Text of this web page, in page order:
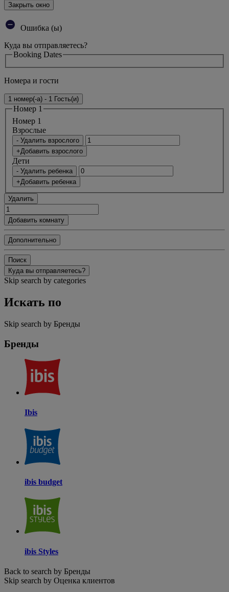
Закрыть окно
Ошибка (ы)
Куда вы отправляетесь?
Booking Dates
Номера и гости
1 номер(-а) - 1 Гость(и)
Номер 1
Номер 1
Bзрослые
- Удалить взрослого
+Добавить взрослого
Дети
- Удалить ребенка
+Добавить ребенка
Удалить
Добавить комнату
Дополнительно
Поиск
Куда вы отправляетесь?
Skip search by categories
Искать по
Skip search by Бренды
Бренды
Ibis
ibis budget
ibis Styles
Back to search by Бренды
Skip search by Оценка клиентов